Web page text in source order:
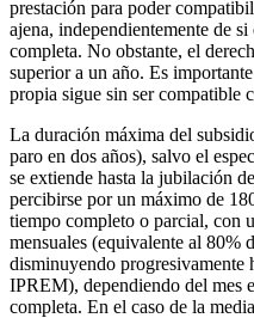
prestación para poder
ajena, independientemente de
completa. No obstante, el
superior a un año. Es
propia sigue sin ser compatible
La duración máxima del
paro en dos años), salvo el
se extiende hasta la jubilación
percibirse por un máximo de
tiempo completo o parcial, con
mensuales (equivalente al 80%
disminuyendo progresivamente
IPREM), dependiendo del mes
completa. En el caso de la